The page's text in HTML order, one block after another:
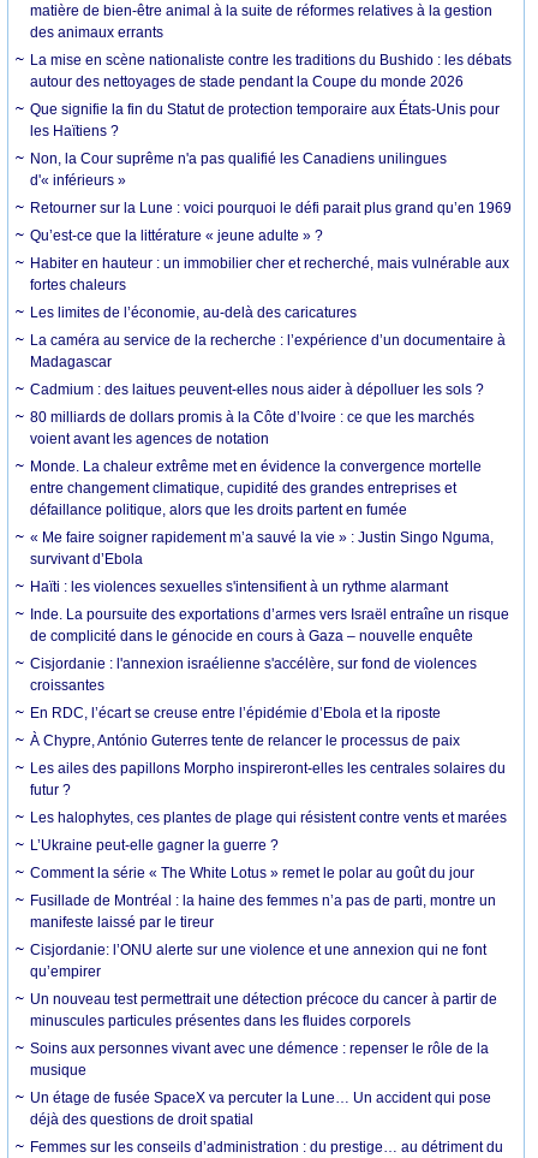
matière de bien-être animal à la suite de réformes relatives à la gestion
des animaux errants
La mise en scène nationaliste contre les traditions du Bushido : les débats
autour des nettoyages de stade pendant la Coupe du monde 2026
Que signifie la fin du Statut de protection temporaire aux États-Unis pour
les Haïtiens ?
Non, la Cour suprême n'a pas qualifié les Canadiens unilingues
d'« inférieurs »
Retourner sur la Lune : voici pourquoi le défi parait plus grand qu’en 1969
Qu’est-ce que la littérature « jeune adulte » ?
Habiter en hauteur : un immobilier cher et recherché, mais vulnérable aux
fortes chaleurs
Les limites de l’économie, au-delà des caricatures
La caméra au service de la recherche : l’expérience d’un documentaire à
Madagascar
Cadmium : des laitues peuvent-elles nous aider à dépolluer les sols ?
80 milliards de dollars promis à la Côte d’Ivoire : ce que les marchés
voient avant les agences de notation
Monde. La chaleur extrême met en évidence la convergence mortelle
entre changement climatique, cupidité des grandes entreprises et
défaillance politique, alors que les droits partent en fumée
« Me faire soigner rapidement m’a sauvé la vie » : Justin Singo Nguma,
survivant d’Ebola
Haïti : les violences sexuelles s'intensifient à un rythme alarmant
Inde. La poursuite des exportations d’armes vers Israël entraîne un risque
de complicité dans le génocide en cours à Gaza – nouvelle enquête
Cisjordanie : l'annexion israélienne s'accélère, sur fond de violences
croissantes
En RDC, l’écart se creuse entre l’épidémie d’Ebola et la riposte
À Chypre, António Guterres tente de relancer le processus de paix
Les ailes des papillons Morpho inspireront-elles les centrales solaires du
futur ?
Les halophytes, ces plantes de plage qui résistent contre vents et marées
L’Ukraine peut-elle gagner la guerre ?
Comment la série « The White Lotus » remet le polar au goût du jour
Fusillade de Montréal : la haine des femmes n’a pas de parti, montre un
manifeste laissé par le tireur
Cisjordanie: l’ONU alerte sur une violence et une annexion qui ne font
qu’empirer
Un nouveau test permettrait une détection précoce du cancer à partir de
minuscules particules présentes dans les fluides corporels
Soins aux personnes vivant avec une démence : repenser le rôle de la
musique
Un étage de fusée SpaceX va percuter la Lune… Un accident qui pose
déjà des questions de droit spatial
Femmes sur les conseils d’administration : du prestige… au détriment du